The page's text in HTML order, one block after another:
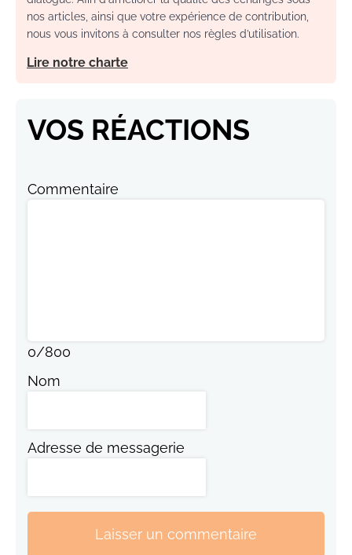
nos articles, ainsi que votre expérience de contribution,
nous vous invitons à consulter nos règles d’utilisation.
Lire notre charte
VOS RÉACTIONS
Commentaire
0/800
Nom
Adresse de messagerie
Laisser un commentaire